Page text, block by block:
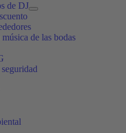
de DJ
de las bodas